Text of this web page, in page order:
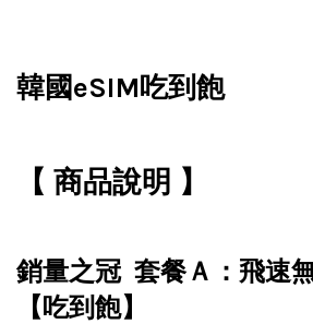
韓國eSIM吃到飽
【 商品說明 】
銷量之冠 套餐Ａ：飛速
【吃到飽】